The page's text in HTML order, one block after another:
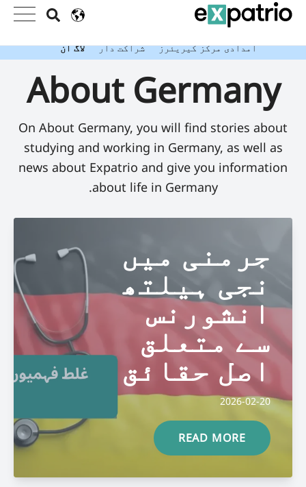
تازہ خبر: ویلیو پیکج کے ساتھ اپنا مفت ایکسپیٹریو بینک
اکاؤنٹ حاصل کریں!
امدادی مرکز کیریئرز شراکت دار لاگ ان
About Germany
On About Germany, you will find stories about
studying and working in Germany, as well as
news about Expatrio and give you information
about life in Germany.
جرمنی میں
نجی ہیلتھ
انشورنس
سے متعلق
اصل حقائق
2026-02-20
READ MORE